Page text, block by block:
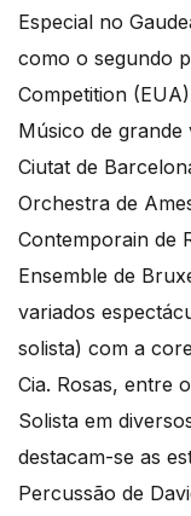
Especial no
como o segundo
Competition
Músico de
Ciutat de
Orchestra de
Contemporain de
Ensemble de
variados
solista) com a
Cia. Rosas, entre
Solista em
destacam-se as
Percussão de